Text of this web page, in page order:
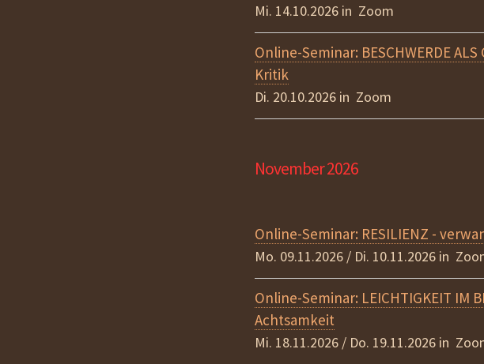
Mi. 14.10.2026 in Zoom
Online-Seminar: BESCHWERDE
Kritik
Di. 20.10.2026 in Zoom
November 2026
Online-Seminar: RESILIENZ -
Mo. 09.11.2026 / Di. 10.11.2026 in
Online-Seminar: LEICHTIGKEIT IM
Achtsamkeit
Mi. 18.11.2026 / Do. 19.11.2026 in